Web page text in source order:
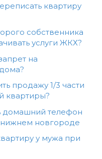
квартиру
собственника
услуги ЖКХ?
на
продажу 1/3 части
квартиры?
домашний телефон
новгороде
у мужа при